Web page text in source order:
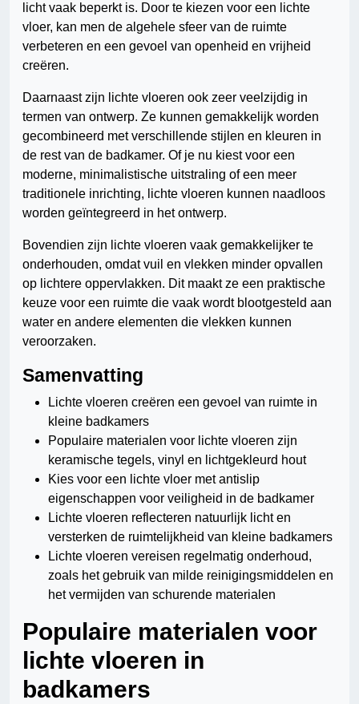
licht vaak beperkt is. Door te kiezen voor een lichte
vloer, kan men de algehele sfeer van de ruimte
verbeteren en een gevoel van openheid en vrijheid
creëren.
Daarnaast zijn lichte vloeren ook zeer veelzijdig in
termen van ontwerp. Ze kunnen gemakkelijk worden
gecombineerd met verschillende stijlen en kleuren in
de rest van de badkamer. Of je nu kiest voor een
moderne, minimalistische uitstraling of een meer
traditionele inrichting, lichte vloeren kunnen naadloos
worden geïntegreerd in het ontwerp.
Bovendien zijn lichte vloeren vaak gemakkelijker te
onderhouden, omdat vuil en vlekken minder opvallen
op lichtere oppervlakken. Dit maakt ze een praktische
keuze voor een ruimte die vaak wordt blootgesteld aan
water en andere elementen die vlekken kunnen
veroorzaken.
Samenvatting
Lichte vloeren creëren een gevoel van ruimte in
kleine badkamers
Populaire materialen voor lichte vloeren zijn
keramische tegels, vinyl en lichtgekleurd hout
Kies voor een lichte vloer met antislip
eigenschappen voor veiligheid in de badkamer
Lichte vloeren reflecteren natuurlijk licht en
versterken de ruimtelijkheid van kleine badkamers
Lichte vloeren vereisen regelmatig onderhoud,
zoals het gebruik van milde reinigingsmiddelen en
het vermijden van schurende materialen
Populaire materialen voor
lichte vloeren in
badkamers